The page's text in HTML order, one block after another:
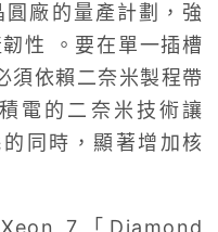
廠的量產計劃，強
性 。要在單一插槽
須依賴二奈米製程帶
電的二奈米技術讓
同時，顯著增加核
7「Diamond